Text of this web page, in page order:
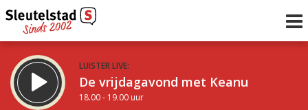
LUISTER LIVE:
De vrijdagavond met Keanu
18.00 - 19.00 uur